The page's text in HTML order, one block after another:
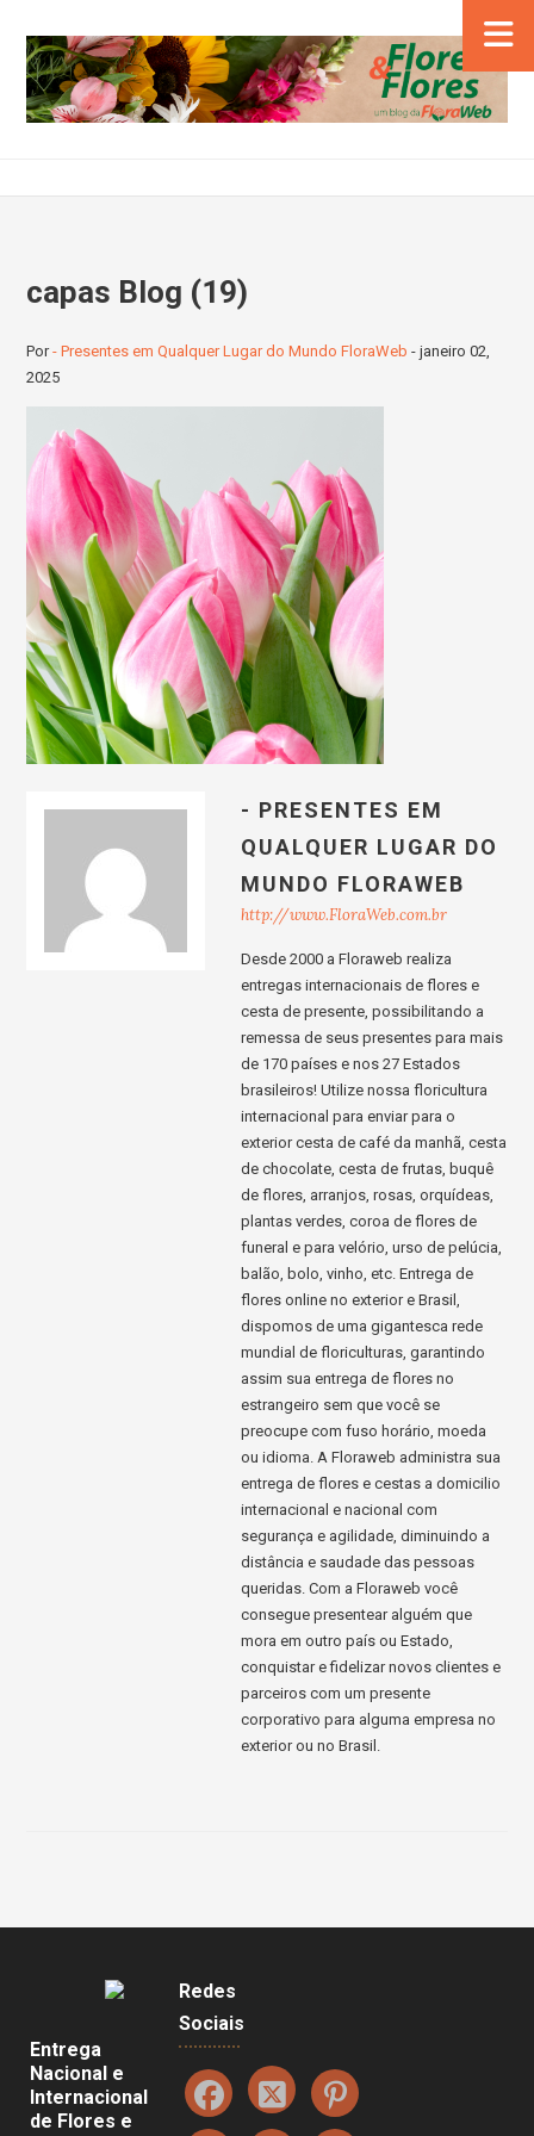
capas Blog (19)
Por- Presentes em Qualquer Lugar do Mundo FloraWeb -janeiro 02,
2025
- PRESENTES EM
QUALQUER LUGAR DO
MUNDO FLORAWEB
http://www.FloraWeb.com.br
Desde 2000 a Floraweb realiza
entregas internacionais de flores e
cesta de presente, possibilitando a
remessa de seus presentes para mais
de 170 países e nos 27 Estados
brasileiros! Utilize nossa floricultura
internacional para enviar para o
exterior cesta de café da manhã, cesta
de chocolate, cesta de frutas, buquê
de flores, arranjos, rosas, orquídeas,
plantas verdes, coroa de flores de
funeral e para velório, urso de pelúcia,
balão, bolo, vinho, etc. Entrega de
flores online no exterior e Brasil,
dispomos de uma gigantesca rede
mundial de floriculturas, garantindo
assim sua entrega de flores no
estrangeiro sem que você se
preocupe com fuso horário, moeda
ou idioma. A Floraweb administra sua
entrega de flores e cestas a domicilio
internacional e nacional com
segurança e agilidade, diminuindo a
distância e saudade das pessoas
queridas. Com a Floraweb você
consegue presentear alguém que
mora em outro país ou Estado,
conquistar e fidelizar novos clientes e
parceiros com um presente
corporativo para alguma empresa no
exterior ou no Brasil.
Entrega
Nacional e
Internacional
de Flores e
Redes
Sociais